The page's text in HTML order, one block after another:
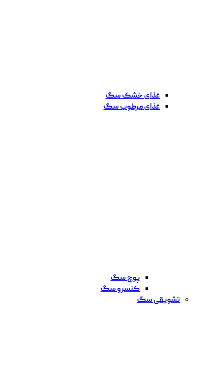
غذای خشک سگ
غذای مرطوب سگ
پوچ سگ
کنسرو سگ
تشویقی سگ